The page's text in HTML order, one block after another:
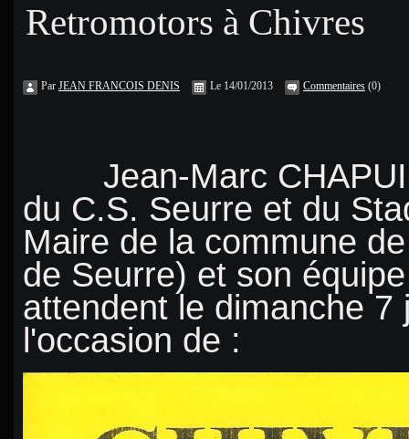
Retromotors à Chivres
Par JEAN FRANCOIS DENIS Le 14/01/2013 Commentaires (0)
Jean-Marc
du C.S. Seurre et du
Maire de la commune
de Seurre) et son
attendent le dimanche
l'occasion de :